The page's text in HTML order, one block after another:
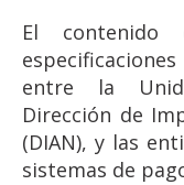
El
entre la
Dirección de
(DIAN), y las
sistemas de